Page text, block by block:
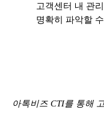
고객센터 내 관
명확히 파악할
아톡비즈 CTI를 통해